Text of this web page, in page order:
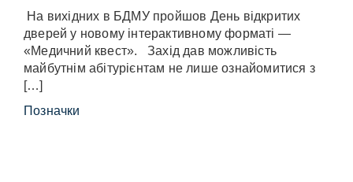
На вихідних в БДМУ пройшов День відкритих
дверей у новому інтерактивному форматі —
«Медичний квест». Захід дав можливість
майбутнім абітурієнтам не лише ознайомитися з
[…]
Позначки